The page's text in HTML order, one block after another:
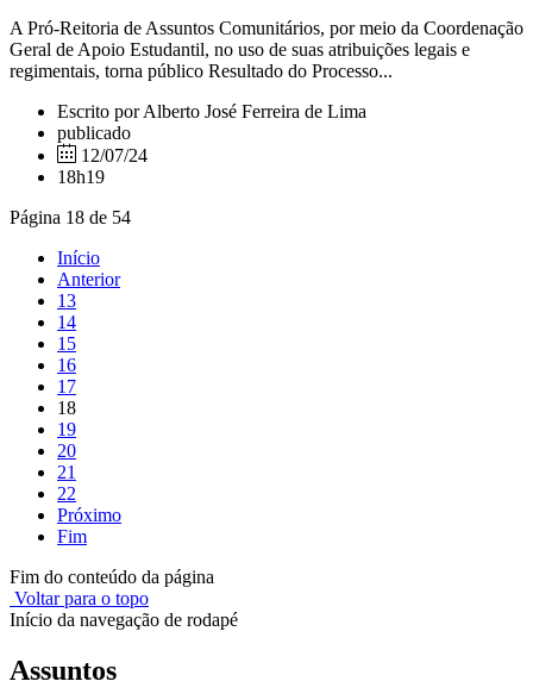
A Pró-Reitoria de Assuntos Comunitários, por meio da Coordenação
Geral de Apoio Estudantil, no uso de suas atribuições legais e
regimentais, torna público Resultado do Processo...
Escrito por Alberto José Ferreira de Lima
publicado
12/07/24
18h19
Página 18 de 54
Início
Anterior
13
14
15
16
17
18
19
20
21
22
Próximo
Fim
Fim do conteúdo da página
Voltar para o topo
Início da navegação de rodapé
Assuntos